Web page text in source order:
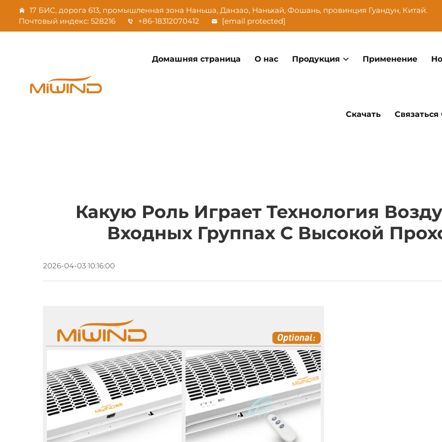
17 БИС, дорога 613, промышленная зона Наньша, Данзао, Наньхай, Фошань, провинция Гуандун, Китай.
Почтовый индекс: 528216
+86-18312070412 [email protected]
Домашняя страница О нас Продукция Применение
Скачать
Какую Роль Играет Технология
Входных Группах С Высокой
2026-04-03 10:16:00